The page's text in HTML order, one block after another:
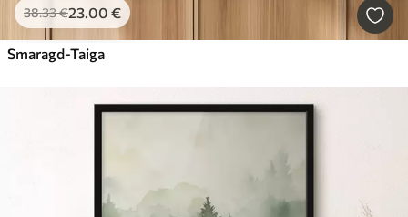
38.33€23.00 €
Smaragd-Taiga